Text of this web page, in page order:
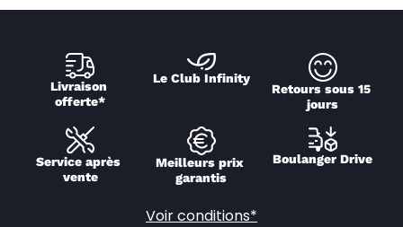
Livraison
offerte*
Le Club Infinity
Retours sous 15
jours
Service après
vente
Meilleurs prix
garantis
Boulanger Drive
Voir conditions*